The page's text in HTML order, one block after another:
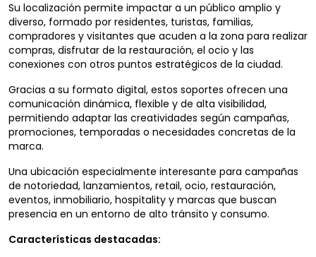
Su localización permite impactar a un público amplio y
diverso, formado por residentes, turistas, familias,
compradores y visitantes que acuden a la zona para realizar
compras, disfrutar de la restauración, el ocio y las
conexiones con otros puntos estratégicos de la ciudad.
Gracias a su formato digital, estos soportes ofrecen una
comunicación dinámica, flexible y de alta visibilidad,
permitiendo adaptar las creatividades según campañas,
promociones, temporadas o necesidades concretas de la
marca.
Una ubicación especialmente interesante para campañas
de notoriedad, lanzamientos, retail, ocio, restauración,
eventos, inmobiliario, hospitality y marcas que buscan
presencia en un entorno de alto tránsito y consumo.
Características destacadas: